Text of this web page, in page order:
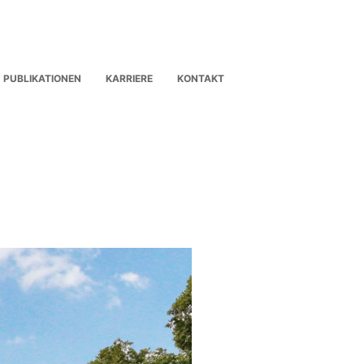
PUBLIKATIONEN KARRIERE KONTAKT